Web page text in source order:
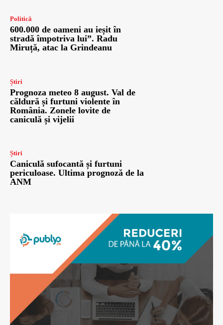
Politică
600.000 de oameni au ieșit în
stradă împotriva lui”. Radu
Miruță, atac la Grindeanu
Știri
Prognoza meteo 8 august. Val de
căldură și furtuni violente în
România. Zonele lovite de
caniculă și vijelii
Știri
Caniculă sufocantă și furtuni
periculoase. Ultima prognoză de la
ANM